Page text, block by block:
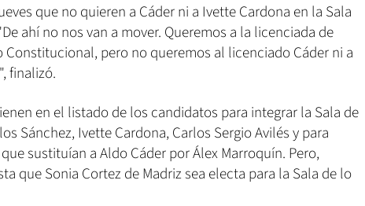
que no quieren a Cáder ni a Ivette Cardona en la Sala
ahí no nos van a mover. Queremos a la licenciada de
Constitucional, pero no queremos al licenciado Cáder ni a
finalizó.
en el listado de los candidatos para integrar la Sala de
Sánchez, Ivette Cardona, Carlos Sergio Avilés y para
sustituían a Aldo Cáder por Álex Marroquín. Pero,
que Sonia Cortez de Madriz sea electa para la Sala de lo